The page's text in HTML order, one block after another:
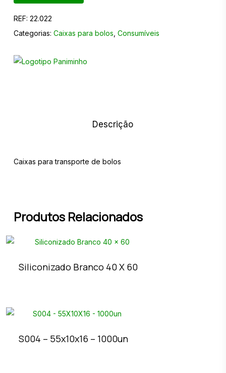
REF: 22.022
Categorias: Caixas para bolos Consumíveis
Descrição
Caixas para transporte de bolos
Produtos Relacionados
Siliconizado Branco 40 X 60
S004 – 55x10x16 – 1000un